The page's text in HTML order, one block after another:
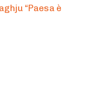
“Paesa è